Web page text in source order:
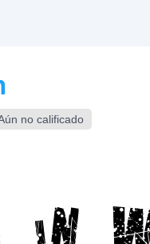
no calificado